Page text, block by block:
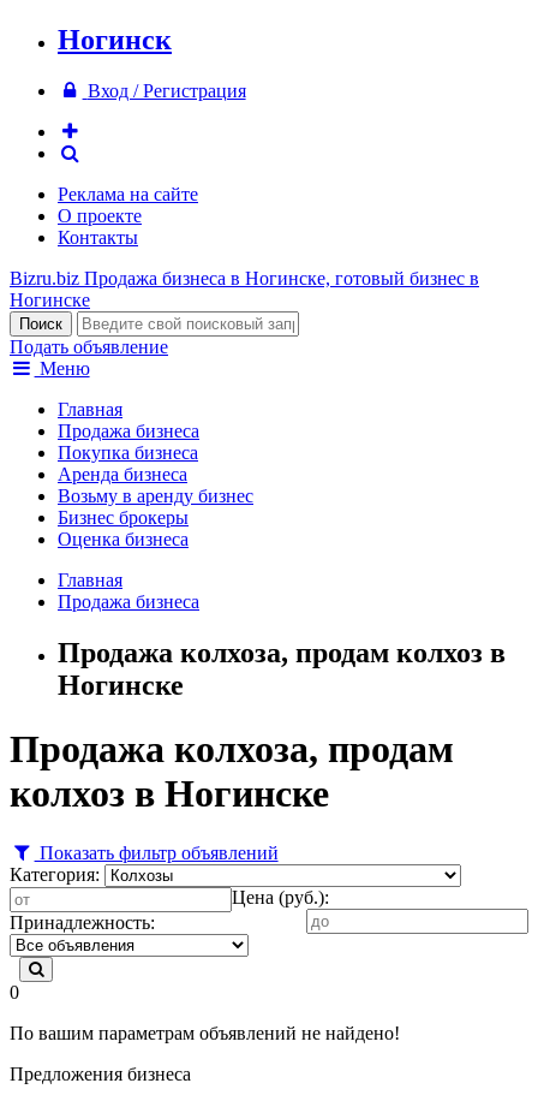
Ногинск
Вход / Регистрация
Реклама на сайте
О проекте
Контакты
Bizru.biz Продажа бизнеса в Ногинске, готовый бизнес в
Ногинске
Подать объявление
Меню
Главная
Продажа бизнеса
Покупка бизнеса
Аренда бизнеса
Возьму в аренду бизнес
Бизнес брокеры
Оценка бизнеса
Главная
Продажа бизнеса
Продажа колхоза, продам колхоз в
Ногинске
Продажа колхоза, продам
колхоз в Ногинске
Показать фильтр объявлений
Категория:
Цена (руб.):
Принадлежность:
0
По вашим параметрам объявлений не найдено!
Предложения бизнеса